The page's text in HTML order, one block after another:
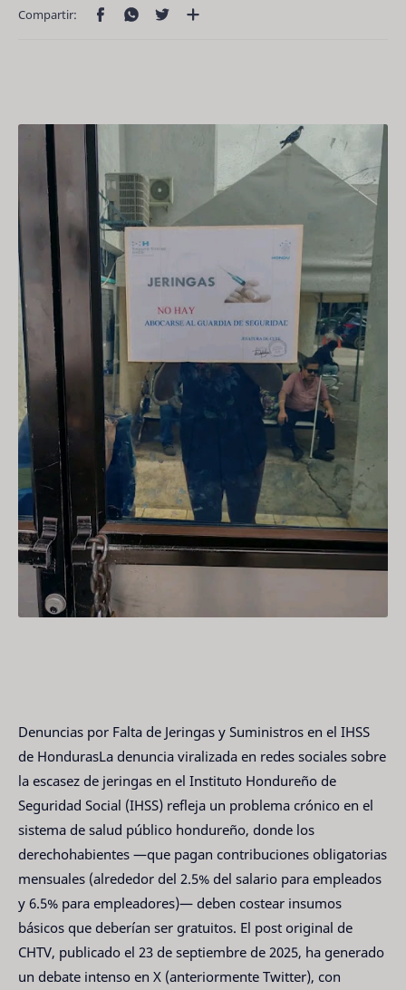
Denuncias por Falta de Jeringas y Suministros en el IHSS
de HondurasLa denuncia viralizada en redes sociales sobre
la escasez de jeringas en el Instituto Hondureño de
Seguridad Social (IHSS) refleja un problema crónico en el
sistema de salud público hondureño, donde los
derechohabientes —que pagan contribuciones obligatorias
mensuales (alrededor del 2.5% del salario para empleados
y 6.5% para empleadores)— deben costear insumos
básicos que deberían ser gratuitos. El post original de
CHTV, publicado el 23 de septiembre de 2025, ha generado
un debate intenso en X (anteriormente Twitter), con